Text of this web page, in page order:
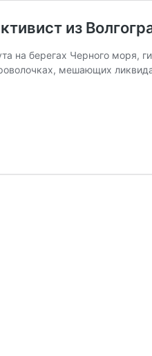
из
на берегах Черного моря,
мешающих